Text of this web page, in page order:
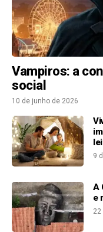
Vampiros: a
social
10 de junho de 2026
9
A
e
22